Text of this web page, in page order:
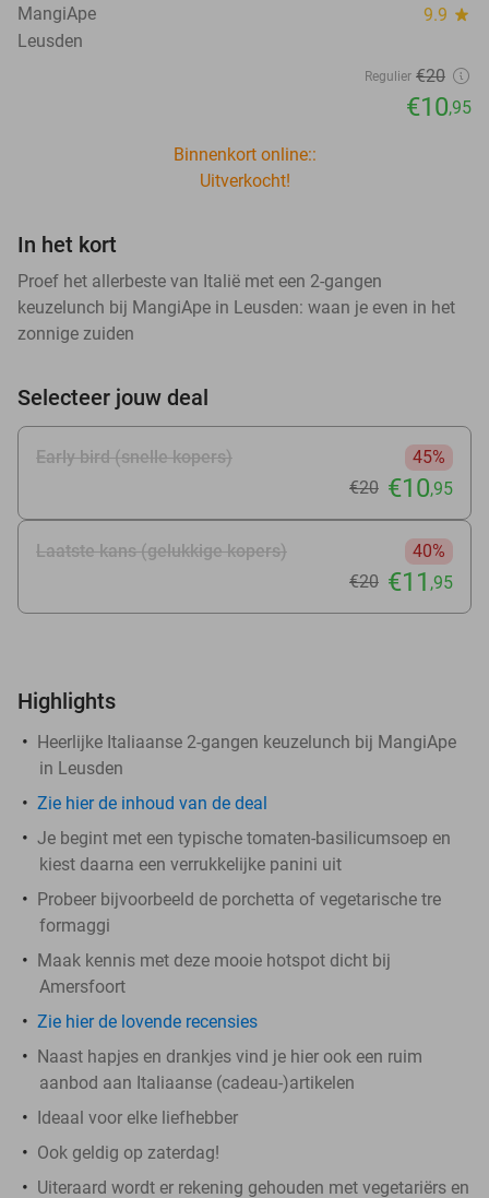
MangiApe 9.9 star
Leusden
Regulier €20
€10,95
Binnenkort online::
Uitverkocht!
In het kort
Proef het allerbeste van Italië met een 2-gangen
keuzelunch bij MangiApe in Leusden: waan je even in het
zonnige zuiden
Selecteer jouw deal
Early bird (snelle kopers)
45%
€20 €10,95
Laatste kans (gelukkige kopers)
40%
€20 €11 ,95
Highlights
Heerlijke Italiaanse 2-gangen keuzelunch bij MangiApe
in Leusden
Zie hierde inhoud van de deal
Je begint met een typische tomaten-basilicumsoep en
kiest daarna een verrukkelijke panini uit
Probeer bijvoorbeeld de porchetta of vegetarische tre
formaggi
Maak kennis met deze mooie hotspot dicht bij
Amersfoort
Zie hier de lovende recensies
Naast hapjes en drankjes vind je hier ook een ruim
aanbod aan Italiaanse (cadeau-)artikelen
Ideaal voor elke liefhebber
Ook geldig op zaterdag!
Uiteraard wordt er rekening gehouden met vegetariërs en